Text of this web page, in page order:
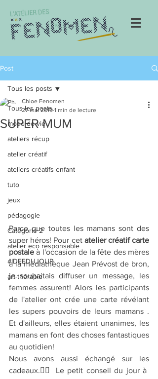
Post
Tous les posts
mode de vie
ateliers récup
atelier créatif
ateliers créatifs enfant
tuto
jeux
pédagogie
Catégorie 2
atelier eco responsable
#IDEEDUJOUR
art-thérapie
Tous les posts
SUPER MUM
Chloe Fenomen
27 mai 2019 1 min de lecture
Parce que toutes les mamans sont des
super héros! Pour cet atelier créatif carte
postale à l'occasion de la fête des mères
à la médiathèque Jean Prévost de bron,
je souhaitais diffuser un message, les
femmes assurent! Alors les participants
de l'atelier ont crée une carte révélant
les supers pouvoirs de leurs mamans .
Et d'ailleurs, elles étaient unanimes, les
mamans en font des choses fantastiques
au quotidien!
Nous avons aussi échangé sur les
cadeaux.🤸‍♀️ Le petit conseil du jour à